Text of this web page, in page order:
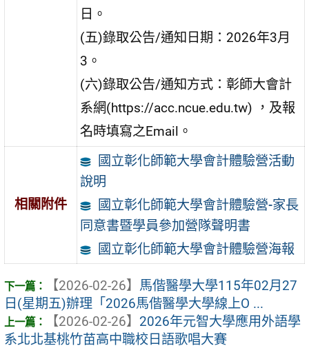
日。
(五)錄取公告/通知日期：2026年3月
3。
(六)錄取公告/通知方式：彰師大會計
系網(https://acc.ncue.edu.tw) ，及報
名時填寫之Email。
相關附件
國立彰化師範大學會計體驗營活動
說明
國立彰化師範大學會計體驗營-家長
同意書暨學員參加營隊聲明書
國立彰化師範大學會計體驗營海報
【2026-02-26】 馬偕醫學大學115年02月27
日(星期五)辦理「2026馬偕醫學大學線上O ...
【2026-02-26】 2026年元智大學應用外語學
系北北基桃竹苗高中職校日語歌唱大賽